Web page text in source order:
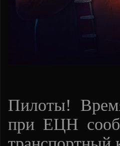
Пилоты!
при ЕЦН